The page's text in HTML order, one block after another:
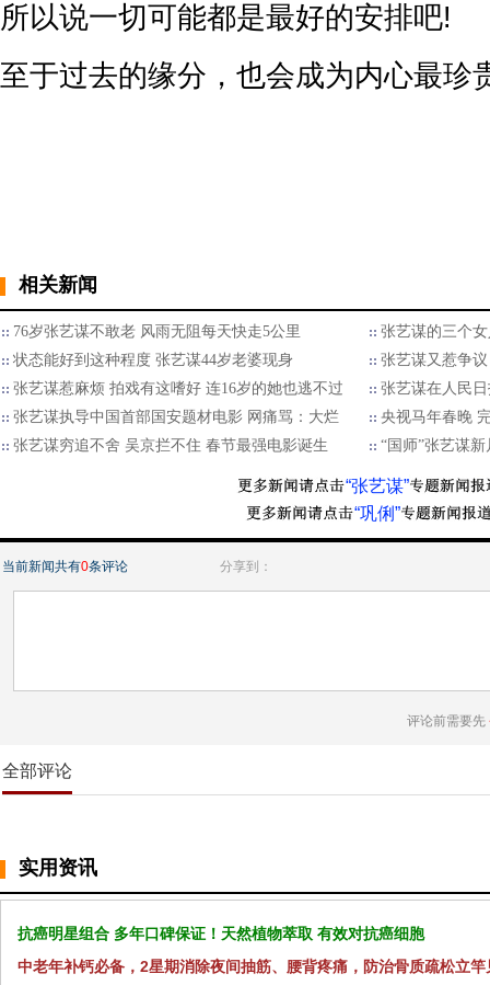
所以说一切可能都是最好的安排吧!
至于过去的缘分，也会成为内心最珍
相关新闻
76岁张艺谋不敢老 风雨无阻每天快走5公里
张艺谋的三个
状态能好到这种程度 张艺谋44岁老婆现身
张艺谋又惹争
张艺谋惹麻烦 拍戏有这嗜好 连16岁的她也逃不过
张艺谋在人民
张艺谋执导中国首部国安题材电影 网痛骂：大烂
央视马年春晚
张艺谋穷追不舍 吴京拦不住 春节最强电影诞生
“国师”张艺谋
“张艺谋”
“巩俐”
当前新闻共有0条评论 分享到：
评论前需要先
全部评论
实用资讯
抗癌明星组合 多年口碑保证！天然植物萃取 有效对抗癌细胞
中老年补钙必备，2星期消除夜间抽筋、腰背疼痛，防治骨质疏松立竿